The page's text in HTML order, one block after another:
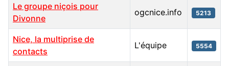
Le groupe niçois pour
Divonne
ogcnice.info 5213
Nice, la multiprise de
contacts
L'équipe 5554